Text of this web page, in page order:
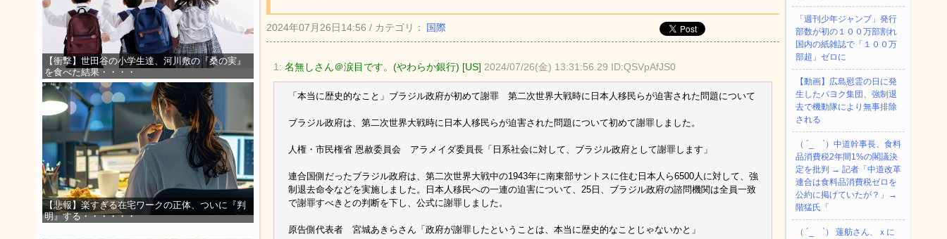
【衝撃】世田谷の小学生達、河川敷の『桑の実』
を食べた結果・・・・
【悲報】楽すぎる在宅ワークの正体、ついに『判
明』する・・・・・・
2024年07月26日14:56 / カテゴリ： 国際
1: 名無しさん＠涙目です。(やわらか銀行) [US] 2024/07/26(金) 13:31:56.29 ID:QSVpAfJS0
「本当に歴史的なこと」ブラジル政府が初めて謝罪 第二次世界大戦時に日本人移民らが迫害された問題について
ブラジル政府は、第二次世界大戦時に日本人移民らが迫害された問題について初めて謝罪しました。
人権・市民権省 恩赦委員会 アラメイダ委員長「日系社会に対して、ブラジル政府として謝罪します」
連合国側だったブラジル政府は、第二次世界大戦中の1943年に南東部サントスに住む日本人ら6500人に対して、強
制退去命令などを実施しました。日本人移民への一連の迫害について、25日、ブラジル政府の諮問機関は全員一致
で謝罪すべきとの判断を下し、公式に謝罪しました。
原告側代表者 宮城あきらさん「政府が謝罪したということは、本当に歴史的なことじゃないかと」
「週刊少年ジャンプ」発行
部数が初の１００万部割れ
国内の紙雑誌で「１００万
部超」ゼロに
【動画】広島慰霊の日に発
生したパヨク集団、強制退
去で機動隊により無事排除
される
（ ´_ゝ`）中道幹事長、食料
品消費税2年間1%の閣議決
定を批判 → 記者「中道改革
連合は食料品消費税ゼロを
公約に掲げていたが？」→
階猛氏「
（ ´_ゝ`） 蓮舫さん、ｘに